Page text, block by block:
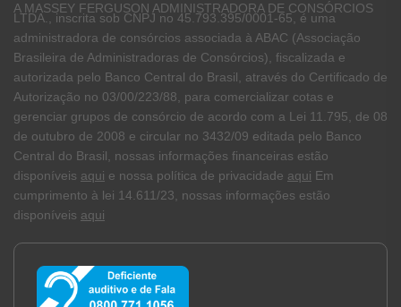
A MASSEY FERGUSON ADMINISTRADORA DE CONSÓRCIOS
LTDA., inscrita sob CNPJ no 45.793.395/0001-65, é uma
administradora de consórcios associada à ABAC (Associação
Brasileira de Administradoras de Consórcios), fiscalizada e
autorizada pelo Banco Central do Brasil, através do Certificado de
Autorização no 03/00/223/88, para comercializar cotas e
gerenciar grupos de consórcio de acordo com a Lei 11.795, de 08
de outubro de 2008 e circular no 3432/09 editada pelo Banco
Central do Brasil, nossas informações financeiras estão
disponíveis aqui e nossa política de privacidade aqui Em
cumprimento à lei 14.611/23, nossas informações estão
disponíveis aqui